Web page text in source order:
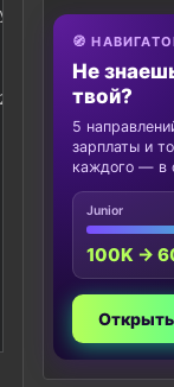
img/
🧭
Не
твой?
5
зарплаты и
каждого — в
Junior
100K →